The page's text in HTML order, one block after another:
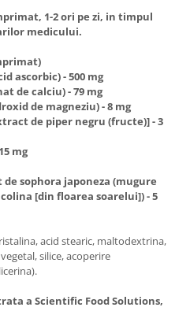
1-2 ori pe zi, in timpul
medicului.
ascorbic) - 500 mg
de calciu) - 79 mg
de magneziu) - 8 mg
de piper negru (fructe)] - 3
mg
sophora japoneza (mugure
[din floarea soarelui]) - 5
acid stearic, maltodextrina,
silice, acoperire
a Scientific Food Solutions,